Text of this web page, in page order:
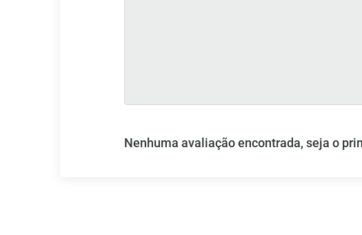
Nenhuma avaliação encontrada, seja o